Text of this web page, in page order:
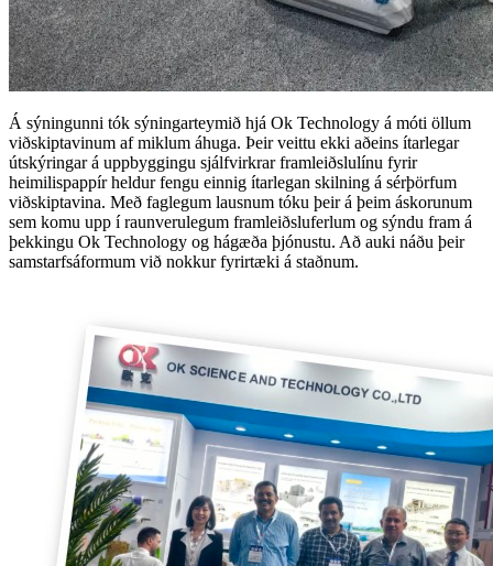
Á sýningunni tók sýningarteymið hjá Ok Technology á móti öllum
viðskiptavinum af miklum áhuga. Þeir veittu ekki aðeins ítarlegar
útskýringar á uppbyggingu sjálfvirkrar framleiðslulínu fyrir
heimilispappír heldur fengu einnig ítarlegan skilning á sérþörfum
viðskiptavina. Með faglegum lausnum tóku þeir á þeim áskorunum
sem komu upp í raunverulegum framleiðsluferlum og sýndu fram á
þekkingu Ok Technology og hágæða þjónustu. Að auki náðu þeir
samstarfsáformum við nokkur fyrirtæki á staðnum.